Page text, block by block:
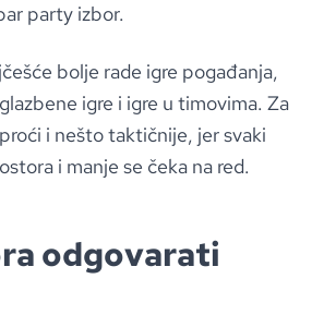
party izbor.
bolje rade igre pogađanja,
igre i igre u timovima. Za
i nešto taktičnije, jer svaki
i manje se čeka na red.
odgovarati